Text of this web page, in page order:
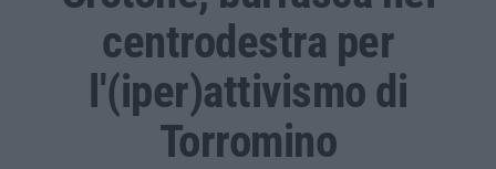
centrodestra per
l'(iper)attivismo di
Torromino